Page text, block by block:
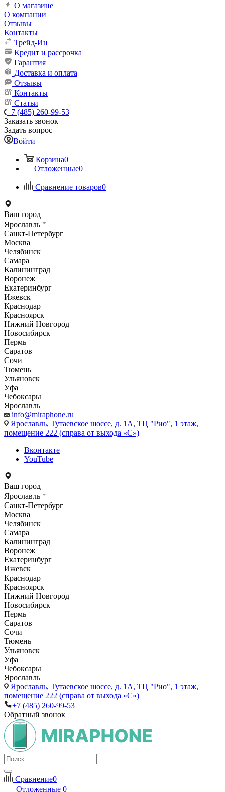
О магазине
О компании
Отзывы
Контакты
Трейд-Ин
Кредит и рассрочка
Гарантия
Доставка и оплата
Отзывы
Контакты
Статьи
+7 (485) 260-99-53
Заказать звонок
Задать вопрос
Войти
Корзина0
Отложенные0
Сравнение товаров0
Ваш город
Ярославль
Санкт-Петербург
Москва
Челябинск
Самара
Калининград
Воронеж
Екатеринбург
Ижевск
Краснодар
Красноярск
Нижний Новгород
Новосибирск
Пермь
Саратов
Сочи
Тюмень
Ульяновск
Уфа
Чебоксары
Ярославль
info@miraphone.ru
Ярославль, Тутаевское шоссе, д. 1А, ТЦ "Рио", 1 этаж,
помещение 222 (справа от выхода «С»)
Вконтакте
YouTube
Ваш город
Ярославль
Санкт-Петербург
Москва
Челябинск
Самара
Калининград
Воронеж
Екатеринбург
Ижевск
Краснодар
Красноярск
Нижний Новгород
Новосибирск
Пермь
Саратов
Сочи
Тюмень
Ульяновск
Уфа
Чебоксары
Ярославль
Ярославль, Тутаевское шоссе, д. 1А, ТЦ "Рио", 1 этаж,
помещение 222 (справа от выхода «С»)
+7 (485) 260-99-53
Обратный звонок
Сравнение0
Отложенные 0